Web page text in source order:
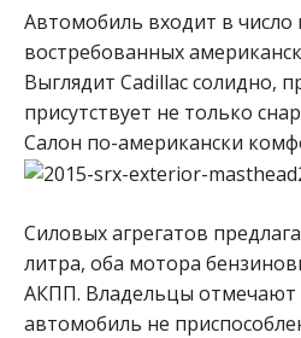
Автомобиль входит в число
востребованных
Выглядит Cadillac солидно,
присутствует не только
Салон по-американски
Силовых агрегатов
литра, оба мотора
АКПП. Владельцы отмечают
автомобиль не